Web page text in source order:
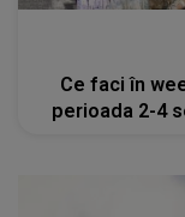
Ce faci în
perioada 2-4